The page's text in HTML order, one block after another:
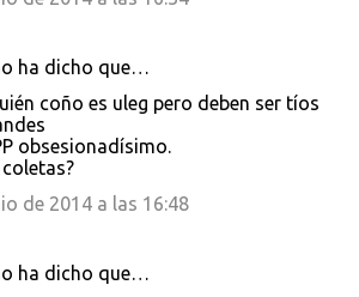
ha dicho que…
coño es uleg pero deben ser tíos
obsesionadísimo.
coletas?
de 2014 a las 16:48
ha dicho que…